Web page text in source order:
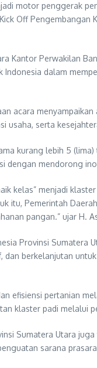
motor penggerak
Off
Kantor Perwakilan
dalam
acara
usaha, serta
kurang lebih 5
dengan mendorong
kelas” menjadi
itu, Pemerintah
pangan.” ujar H.
Provinsi
berkelanjutan
efisiensi pertanian
klaster padi melalui
Sumatera Utara
sarana